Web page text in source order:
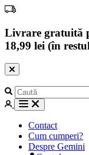
Livrare gratuită
18,99 lei (în
Contact
Cum cumperi?
Despre Gemini